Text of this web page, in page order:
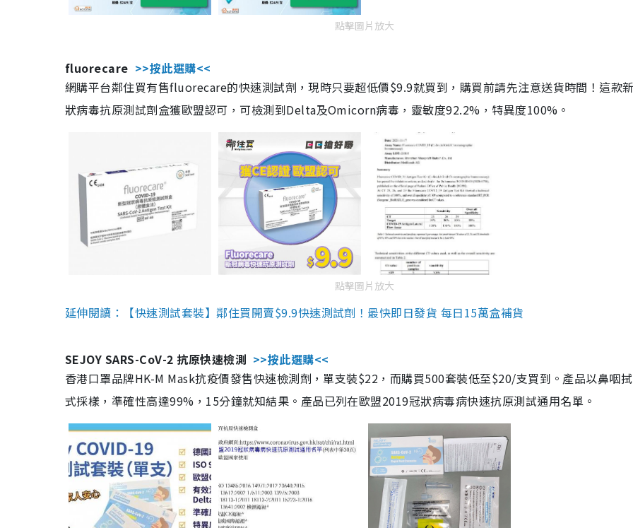
點擊圖片放大
fluorecare >>按此選購<<
網購平台鄰住買有售fluorecare的快速測試劑，現時只要超低價$9.9就買到，購買前請先注意送貨時間！這款
狀病毒抗原測試劑盒獲歐盟認可，可檢測到Delta及Omicorn病毒，靈敏度92.2%，特異度100%。
點擊圖片放大
延伸閱讀：【快速測試套裝】鄰住買開賣$9.9快速測試劑！最快即日發貨 每日15萬盒補貨
SEJOY SARS-CoV-2 抗原快速檢測 >>按此選購<<
香港口罩品牌HK-M Mask抗疫價發售快速檢測劑，單支裝$22，而購買500套裝低至$20/支買到。產品以鼻咽
式採樣，準確性高達99%，15分鐘就知結果。產品已列在歐盟2019冠狀病毒病快速抗原測試通用名單。